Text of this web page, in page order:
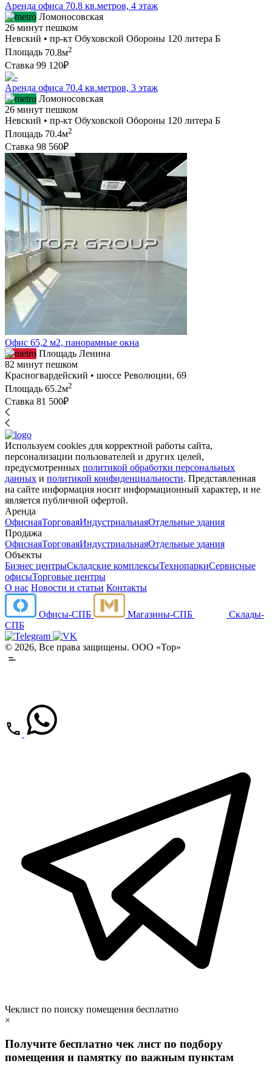
Аренда офиса 70.8 кв.метров, 4 этаж
Ломоносовская
26 минут пешком
Невский • пр-кт Обуховской Обороны 120 литера Б
Площадь 70.8м2
Ставка 99 120₽
Аренда офиса 70.4 кв.метров, 3 этаж
Ломоносовская
26 минут пешком
Невский • пр-кт Обуховской Обороны 120 литера Б
Площадь 70.4м2
Ставка 98 560₽
Офис 65,2 м2, панорамные окна
Площадь Ленина
82 минут пешком
Красногвардейский • шоссе Революции, 69
Площадь 65.2м2
Ставка 81 500₽
Используем cookies для корректной работы сайта,
персонализации пользователей и других целей,
предусмотренных политикой обработки персональных
данных и политикой конфиденциальности. Представленная
на сайте информация носит информационный характер, и не
является публичной офертой.
Аренда
ОфиснаяТорговаяИндустриальнаяОтдельные здания
Продажа
ОфиснаяТорговаяИндустриальнаяОтдельные здания
Объекты
Бизнес центрыСкладские комплексыТехнопаркиСервисные
офисыТорговые центры
О нас Новости и статьи Контакты
Офисы-СПБ Магазины-СПБ
Склады-
СПБ
© 2026, Все права защищены. ООО «Тор»
Чеклист по поиску помещения бесплатно
×
Получите бесплатно чек лист по подбору
помещения и памятку по важным пунктам